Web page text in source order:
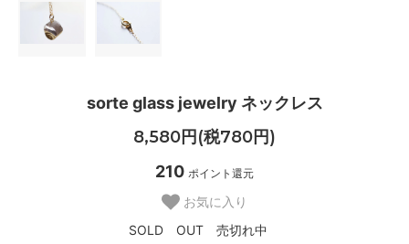
sorte glass jewelry ネックレス
8,580円(税780円)
210 ポイント還元
お気に入り
SOLD OUT 売切れ中